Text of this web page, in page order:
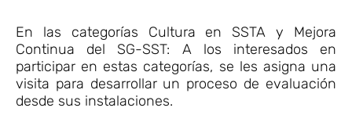
En las categorías Cultura en SSTA y Mejora
Continua del SG-SST: A los interesados en
participar en estas categorías, se les asigna una
visita para desarrollar un proceso de evaluación
desde sus instalaciones.